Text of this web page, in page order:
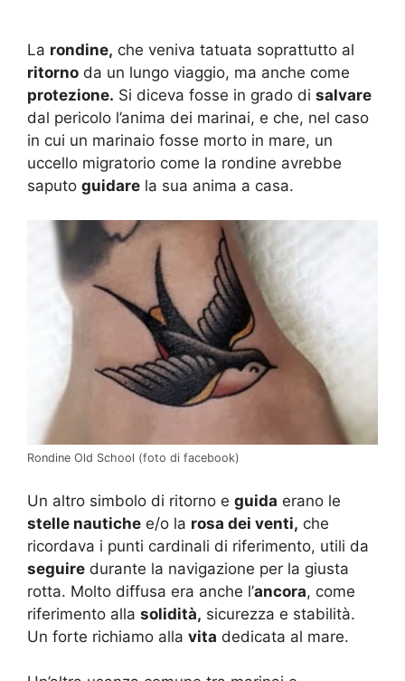
La rondine, che veniva tatuata soprattutto al
ritorno da un lungo viaggio, ma anche come
protezione. Si diceva fosse in grado di salvare
dal pericolo l’anima dei marinai, e che, nel caso
in cui un marinaio fosse morto in mare, un
uccello migratorio come la rondine avrebbe
saputo guidare la sua anima a casa.
Rondine Old School (foto di facebook)
Un altro simbolo di ritorno e guida erano le
stelle nautiche e/o la rosa dei venti, che
ricordava i punti cardinali di riferimento, utili da
seguire durante la navigazione per la giusta
rotta. Molto diffusa era anche l’ancora, come
riferimento alla solidità, sicurezza e stabilità.
Un forte richiamo alla vita dedicata al mare.